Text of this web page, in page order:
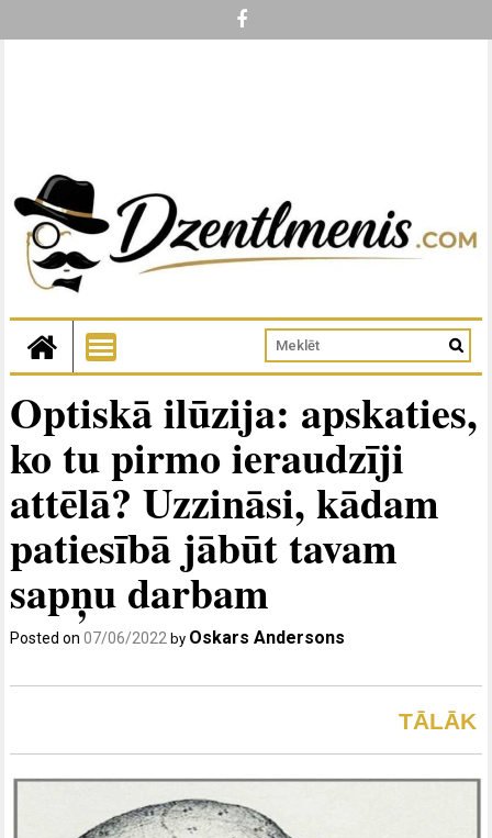
Optiskā ilūzija: apskaties,
ko tu pirmo ieraudzīji
attēlā? Uzzināsi, kādam
patiesībā jābūt tavam
sapņu darbam
Posted on07/06/2022 by Oskars Andersons
TĀLĀK